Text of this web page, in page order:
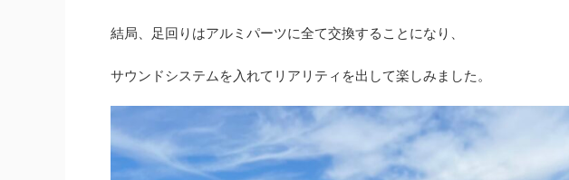
結局、足回りはアルミパーツに全て交換することになり、
サウンドシステムを入れてリアリティを出して楽しみました。